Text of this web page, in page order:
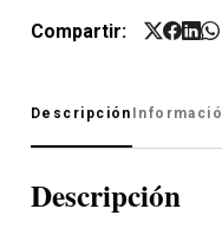
Compartir:
Descripción
Descripción